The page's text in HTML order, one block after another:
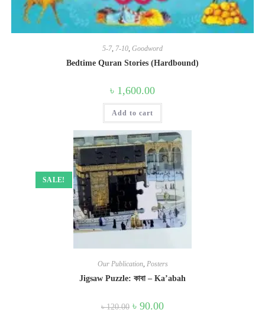
5-7, 7-10 Goodword
Bedtime Quran Stories (Hardbound)
৳ 1,600.00
Add to cart
SALE!
Our Publication, Posters
Jigsaw Puzzle: কাবা – Ka’abah
৳120.00 Original
price
৳ 90.00Current